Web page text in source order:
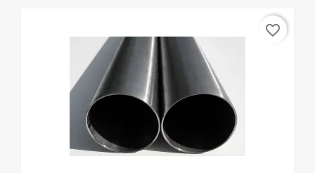
favorite_border